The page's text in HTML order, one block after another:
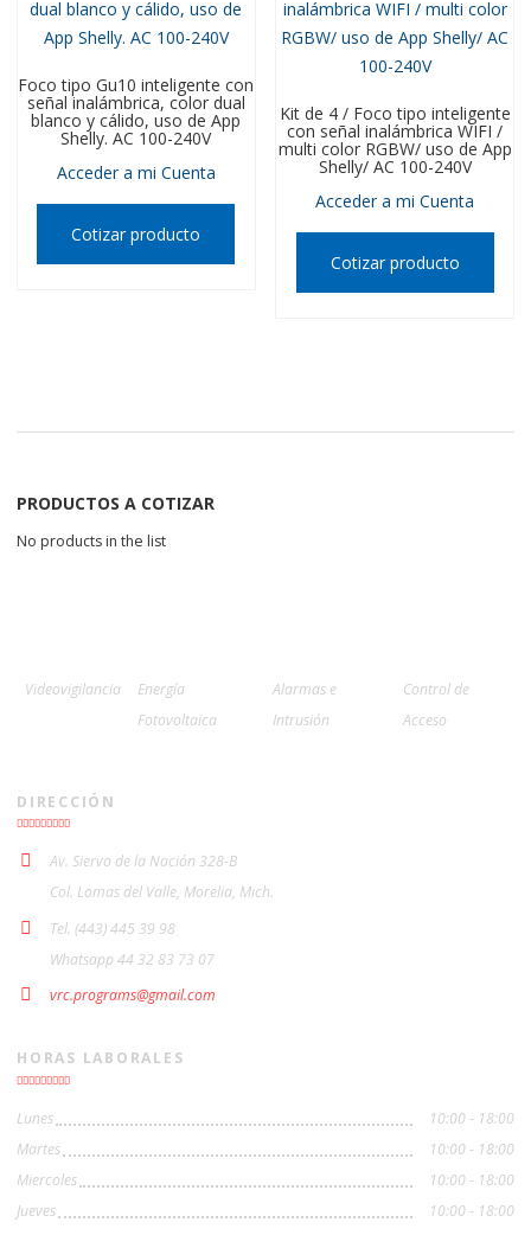
Foco tipo Gu10 inteligente con
señal inalámbrica, color dual
blanco y cálido, uso de App
Shelly. AC 100-240V
Acceder a mi Cuenta
Cotizar producto
Kit de 4 / Foco tipo inteligente
con señal inalámbrica WIFI /
multi color RGBW/ uso de App
Shelly/ AC 100-240V
Acceder a mi Cuenta
Cotizar producto
PRODUCTOS A COTIZAR
No products in the list
Videovigilancia
Energía
Fotovoltaica
Alarmas e
Intrusión
Control de
Acceso
DIRECCIÓN
Av. Siervo de la Nación 328-B
Col. Lomas del Valle, Morelia, Mich.
Tel. (443) 445 39 98
Whatsapp 44 32 83 73 07
vrc.programs@gmail.com
HORAS LABORALES
Lunes
10:00 - 18:00
Martes
10:00 - 18:00
Miercoles
10:00 - 18:00
Jueves
10:00 - 18:00